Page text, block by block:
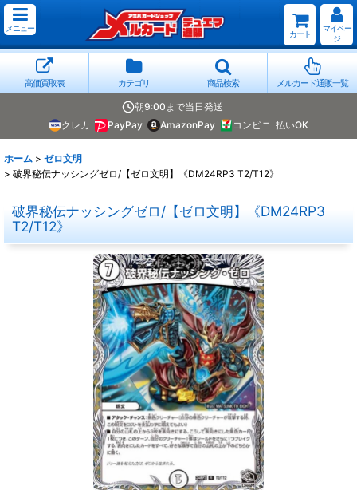
メニュー
カート
マイペー
ジ
高価買取表 カテゴリ 商品検索 メルカード通販一覧
朝9:00まで当日発送
クレカ
PayPay AmazonPay コンビニ 払いOK
ホーム > ゼロ文明
> 破界秘伝ナッシングゼロ/【ゼロ文明】《DM24RP3 T2/T12》
破界秘伝ナッシングゼロ/【ゼロ文明】《DM24RP3
T2/T12》